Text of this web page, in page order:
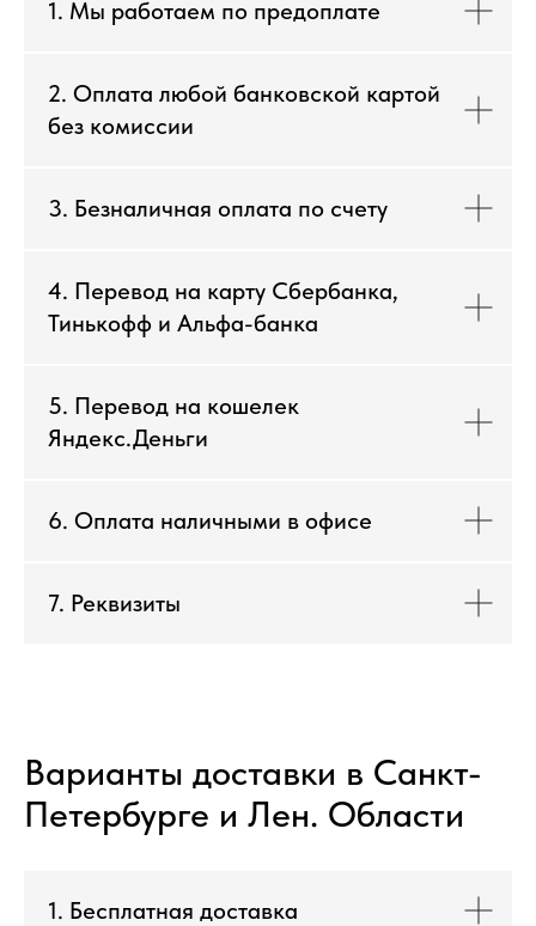
1. Мы работаем по предоплате
2. Оплата любой банковской картой
без комиссии
3. Безналичная оплата по счету
4. Перевод на карту Сбербанка,
Тинькофф и Альфа-банка
5. Перевод на кошелек
Яндекс.Деньги
6. Оплата наличными в офисе
7. Реквизиты
Варианты доставки в Санкт-
Петербурге и Лен. Области
1. Бесплатная доставка